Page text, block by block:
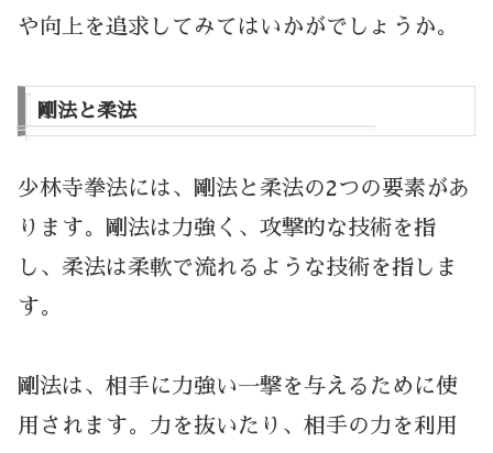
や向上を追求してみてはいかがでしょうか。
剛法と柔法
少林寺拳法には、剛法と柔法の2つの要素があ
ります。剛法は力強く、攻撃的な技術を指
し、柔法は柔軟で流れるような技術を指しま
す。
剛法は、相手に力強い一撃を与えるために使
用されます。力を抜いたり、相手の力を利用